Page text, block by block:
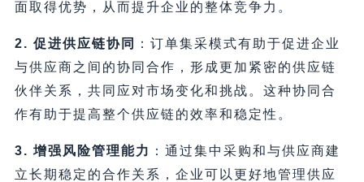
面取得优势，从而提升企业的整体竞争力。
2. 促进供应链协同
：订单集采模式有助于促进企业
与供应商之间的协同合作，形成更加紧密的供应链
伙伴关系，共同应对市场变化和挑战。这种协同合
作有助于提高整个供应链的效率和稳定性。
3. 增强风险管理能力 ：通过集中采购和与供应商建
立长期稳定的合作关系，企业可以更好地管理供应